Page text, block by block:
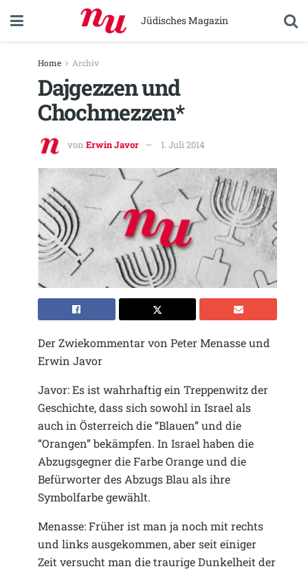
Jüdisches Magazin
Home Archiv
Dajgezzen und
Chochmezzen*
von Erwin Javor 1. Juli 2014
Der Zwiekommentar von Peter Menasse und
Erwin Javor
Javor: Es ist wahrhaftig ein Treppenwitz der
Geschichte, dass sich sowohl in Israel als
auch in Österreich die “Blauen” und die
“Orangen” bekämpfen. In Israel haben die
Abzugsgegner die Farbe Orange und die
Befürworter des Abzugs Blau als ihre
Symbolfarbe gewählt.
Menasse: Früher ist man ja noch mit rechts
und links ausgekommen, aber seit einiger
Zeit versucht man die traurige Dunkelheit der